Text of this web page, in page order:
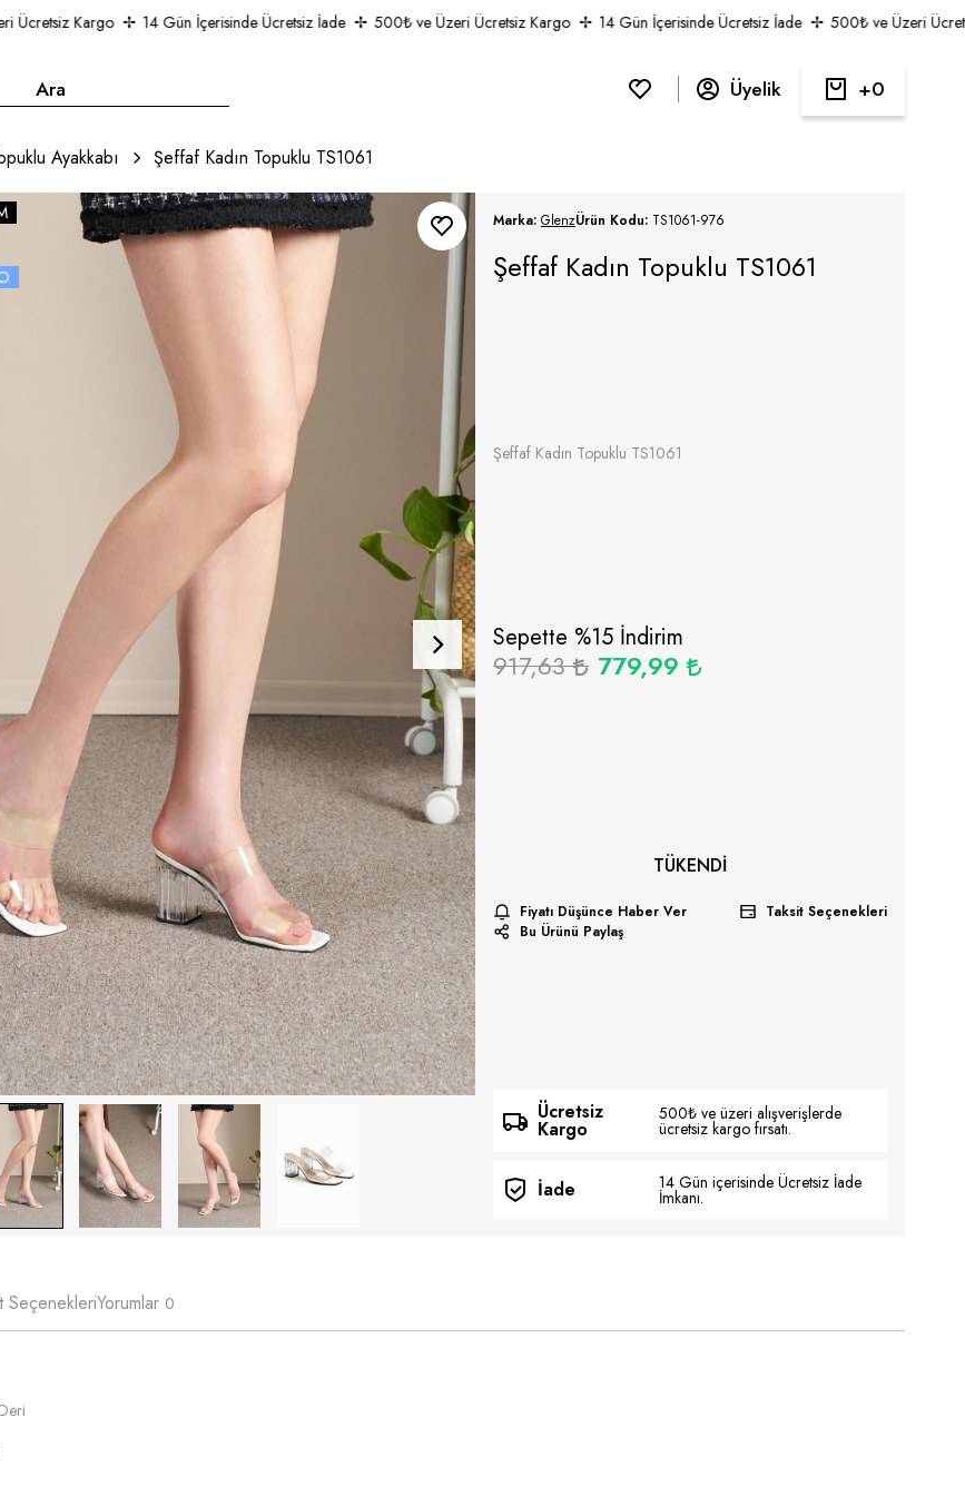
Kargo 14 Gün İçerisinde Ücretsiz İade 500₺ ve Üzeri Ücretsiz Kargo 14 Gün İçerisinde Ücretsiz İade 500₺ ve Üzeri
Üyelik 0
Ayakkabı Şeffaf Kadın Topuklu TS1061
Marka: GlenzÜrün Kodu: TS1061-976
Şeffaf Kadın Topuklu TS1061
Şeffaf Kadın Topuklu TS1061
Sepette %15İndirim
917,63 779,99
TÜKENDI
Fiyatı Düşünce Haber Ver
Taksit Seçenekleri
Bu Ürünü Paylaş
Ücretsiz
Kargo
500₺ ve üzeri alışverişlerde
ücretsiz kargo fırsatı.
İade 14 Gün içerisinde Ücretsiz İade
İmkanı.
SeçenekleriYorumlar 0